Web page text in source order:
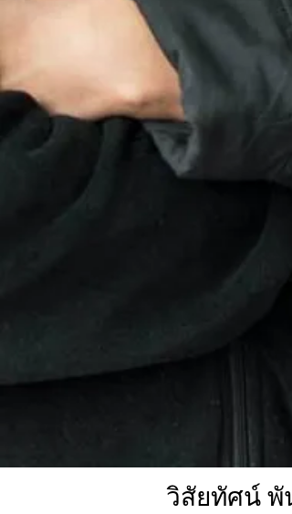
วิสัยทัศน์ พั